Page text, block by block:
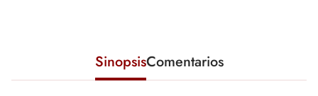
SinopsisComentarios